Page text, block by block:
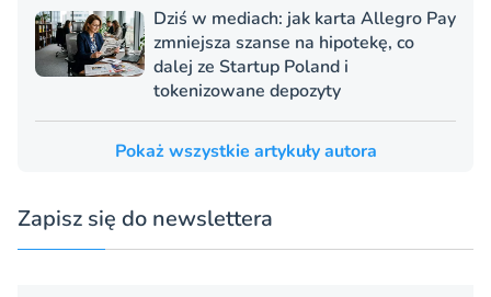
Dziś w mediach: jak karta Allegro Pay
zmniejsza szanse na hipotekę, co
dalej ze Startup Poland i
tokenizowane depozyty
Pokaż wszystkie artykuły autora
Zapisz się do newslettera